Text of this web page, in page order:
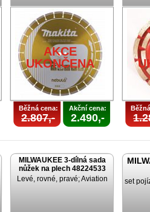
AKCE
UKONČENA
Běžná cena:
2.807,-
Akční cena:
2.490,-
MILWAUKEE 3-dílná sada
nůžek na plech 48224533
Levé, rovné, pravé; Aviation
set